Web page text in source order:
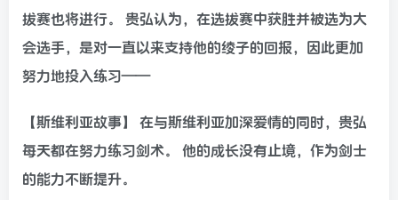
拔赛也将进行。 贵弘认为，在选拔赛中获胜并被选为大
会选手，是对一直以来支持他的绫子的回报，因此更加
努力地投入练习——
【斯维利亚故事】 在与斯维利亚加深爱情的同时，贵弘
每天都在努力练习剑术。 他的成长没有止境，作为剑士
的能力不断提升。